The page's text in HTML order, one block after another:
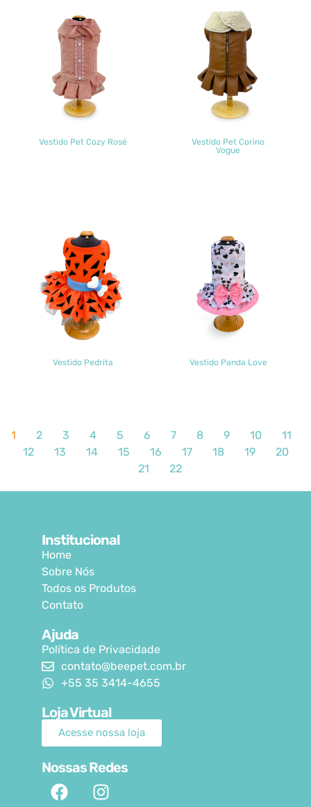
Vestido Pet Cozy Rosé
Vestido Pet Corino
Vogue
Vestido Pedrita Vestido Panda Love
1 2 3 4 5 6 7 8 9 10
11
12
13 14 15 16 17 18 19
20
21
22
Institucional
Home
Sobre Nós
Todos os Produtos
Contato
Ajuda
Política de Privacidade
contato@beepet.com.br
+55 35 3414-4655
Loja Virtual
Acesse nossa loja
Nossas Redes